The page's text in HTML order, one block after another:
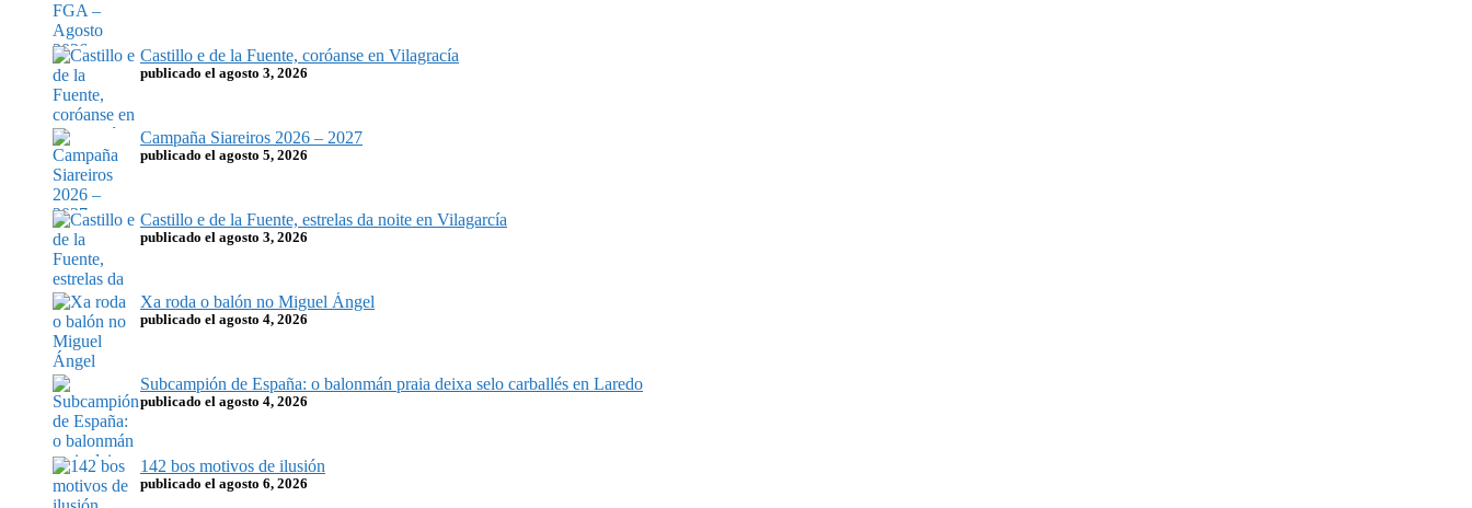
Castillo e de la Fuente, coróanse en Vilagracía
publicado el agosto 3, 2026
Campaña Siareiros 2026 – 2027
publicado el agosto 5, 2026
Castillo e de la Fuente, estrelas da noite en Vilagarcía
publicado el agosto 3, 2026
Xa roda o balón no Miguel Ángel
publicado el agosto 4, 2026
Subcampión de España: o balonmán praia deixa selo carballés en Laredo
publicado el agosto 4, 2026
142 bos motivos de ilusión
publicado el agosto 6, 2026